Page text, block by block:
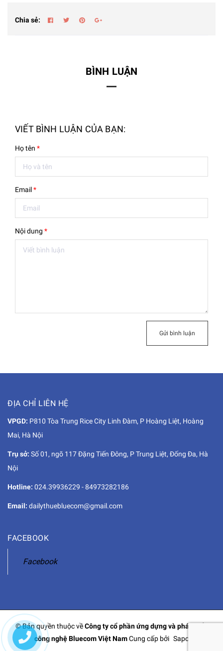
Chia sẻ:
BÌNH LUẬN
VIẾT BÌNH LUẬN CỦA BẠN:
Họ tên *
Email*
Nội dung *
Gửi bình luận
ĐỊA CHỈ LIÊN HỆ
VPGD: P810 Tòa Trung Rice City Linh Đàm, P Hoàng Liệt, Hoàng
Mai, Hà Nội
Trụ sở: Số 01, ngõ 117 Đặng Tiến Đông, P Trung Liệt, Đống Đa, Hà
Nội
Hotline: 024.39936229 -84973282186
Email: dailythuebluecom@gmail.com
FACEBOOK
Facebook
© Bản quyền thuộc vềCông ty cổ phần ứng dựng và phát triển
công nghệ Bluecom Việt Nam Cung cấp bởi Sapo